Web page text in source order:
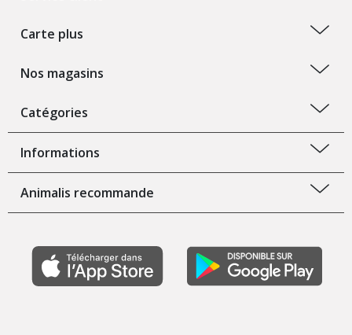
Carte plus
Nos magasins
Catégories
Informations
Animalis recommande